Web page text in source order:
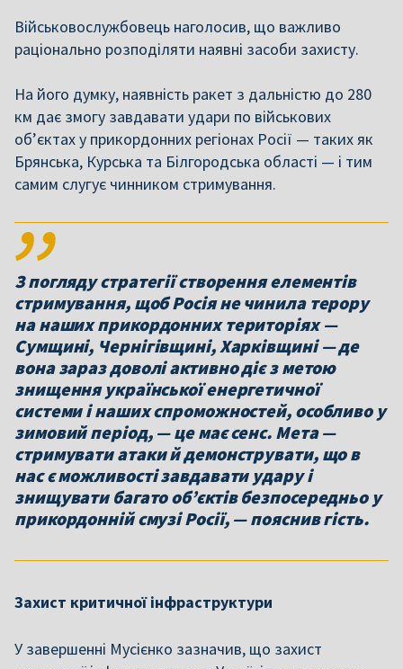
Військовослужбовець наголосив, що важливо
раціонально розподіляти наявні засоби захисту.
На його думку, наявність ракет з дальністю до 280
км дає змогу завдавати удари по військових
об’єктах у прикордонних регіонах Росії — таких як
Брянська, Курська та Білгородська області — і тим
самим слугує чинником стримування.
З погляду стратегії створення елементів
стримування, щоб Росія не чинила терору
на наших прикордонних територіях —
Сумщині, Чернігівщині, Харківщині — де
вона зараз доволі активно діє з метою
знищення української енергетичної
системи і наших спроможностей, особливо у
зимовий період, — це має сенс. Мета —
стримувати атаки й демонструвати, що в
нас є можливості завдавати удару і
знищувати багато об’єктів безпосередньо у
прикордонній смузі Росії, — пояснив гість.
Захист критичної інфраструктури
У завершенні Мусієнко зазначив, що захист